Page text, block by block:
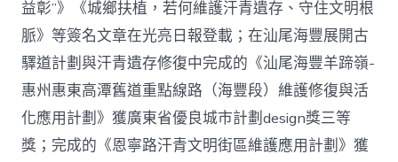
益彰”》《城鄉扶植，若何維護汗青遺存、守住文明根
脈》等簽名文章在光亮日報登載；在汕尾海豐展開古
驛道計劃與汗青遺存修復中完成的《汕尾海豐羊蹄嶺-
惠州惠東高潭舊道重點線路（海豐段）維護修復與活
化應用計劃》獲廣東省優良城市計劃design獎三等
獎；完成的《恩寧路汗青文明街區維護應用計劃》獲